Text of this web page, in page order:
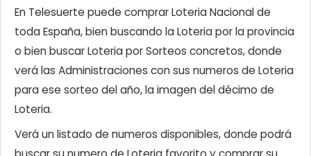
En Telesuerte puede comprar Loteria Nacional de
toda España, bien buscando la Loteria por la provincia
o bien buscar Loteria por Sorteos concretos, donde
verá las Administraciones con sus numeros de Loteria
para ese sorteo del año, la imagen del décimo de
Loteria.
Verá un listado de numeros disponibles, donde podrá